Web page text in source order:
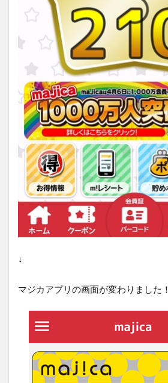
↓
マジカアプリの画面が変わりました！